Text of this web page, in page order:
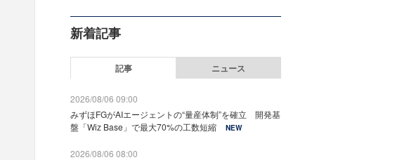
新着記事
記事 ニュース
2026/08/06 09:00
みずほFGがAIエージェントの“量産体制”を確立 開発基
盤「Wiz Base」で最大70%の工数短縮
NEW
2026/08/06 08:00